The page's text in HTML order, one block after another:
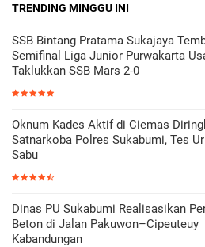
TRENDING MINGGU INI
SSB Bintang Pratama Sukajaya
Semifinal Liga Junior Purwakarta
Taklukkan SSB Mars 2-0
Oknum Kades Aktif di Ciemas
Satnarkoba Polres Sukabumi, Tes
Sabu
Dinas PU Sukabumi Realisasikan
Beton di Jalan Pakuwon–Cipeuteuy
Kabandungan